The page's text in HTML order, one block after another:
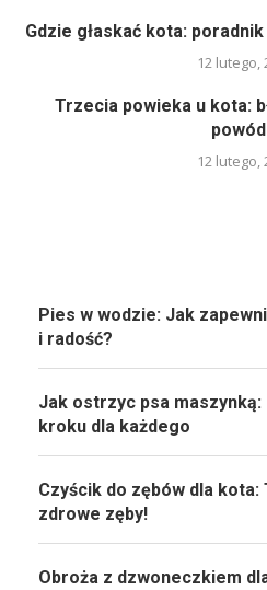
Gdzie głaskać kota:
12 lutego,
Trzecia powieka u kota:
12 lutego,
Pies w wodzie: Jak
i radość?
Jak ostrzyc psa
kroku dla każdego
Czyścik do zębów dla kota:
zdrowe zęby!
Obroża z dzwoneczkiem